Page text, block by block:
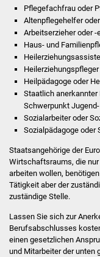
Pflegefachfrau oder
Altenpflegehelfer
Arbeitserzieher oder -
Haus- und
Heilpädagoge oder
Staatlich anerkannter
Schwerpunkt
Sozialarbeiter oder
Sozialpädagoge oder
Staatsangehörige der
Wirtschaftsraums, die
arbeiten wollen,
Tätigkeit aber der
zuständige Stelle.
Lassen Sie sich zur
Berufsabschlusses
einen gesetzlichen
und Mitarbeiter der unten